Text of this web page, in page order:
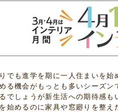
でも進学を期に一人住まいを
る機会がもっとも多いシーズン
でしょうが新生活への期待感も
始めるのに家具や窓廻りを整